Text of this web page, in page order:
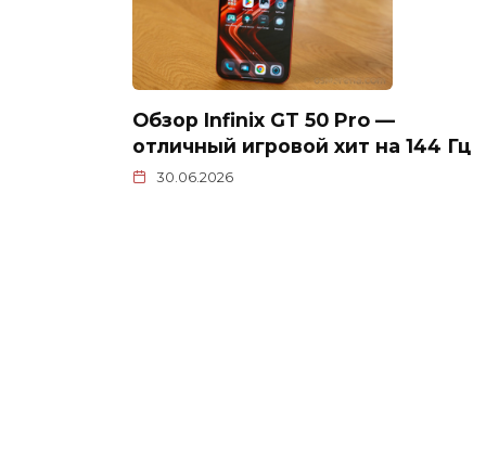
Обзор Infinix GT 50 Pro —
отличный игровой хит на 144 Гц
30.06.2026